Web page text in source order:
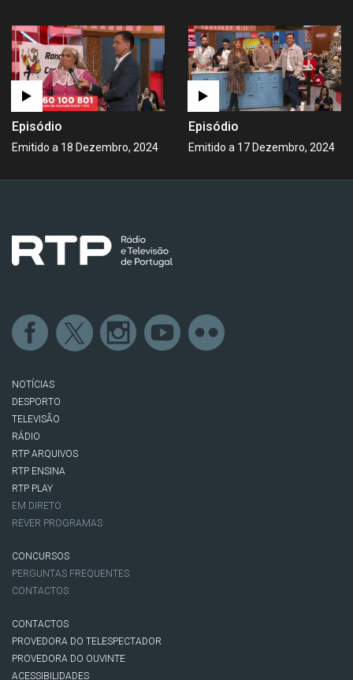
Episódio
Emitido a 18 Dezembro, 2024
Episódio
Emitido a 17 Dezembro, 2024
NOTÍCIAS
DESPORTO
TELEVISÃO
RÁDIO
RTP ARQUIVOS
RTP ENSINA
RTP PLAY
EM DIRETO
REVER PROGRAMAS
CONCURSOS
PERGUNTAS FREQUENTES
CONTACTOS
CONTACTOS
PROVEDORA DO TELESPECTADOR
PROVEDORA DO OUVINTE
ACESSIBILIDADES